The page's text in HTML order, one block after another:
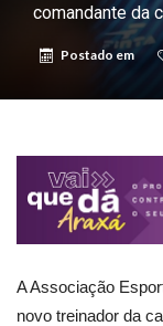
comandante da
Postado em
A Associação
novo treinador da